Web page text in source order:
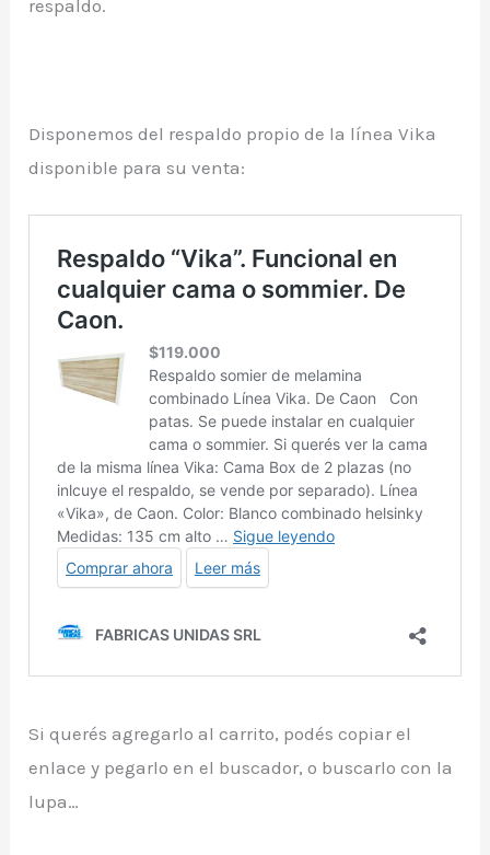
respaldo.
Disponemos del respaldo propio de la línea Vika
disponible para su venta:
Si querés agregarlo al carrito, podés copiar el
enlace y pegarlo en el buscador, o buscarlo con la
lupa…